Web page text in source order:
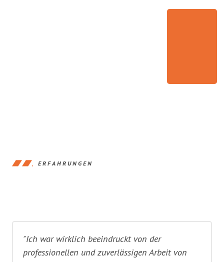
ERFAHRUNGEN
"Ich war wirklich beeindruckt von der
professionellen und zuverlässigen Arbeit von